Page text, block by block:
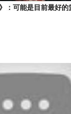
：可能是目前最好